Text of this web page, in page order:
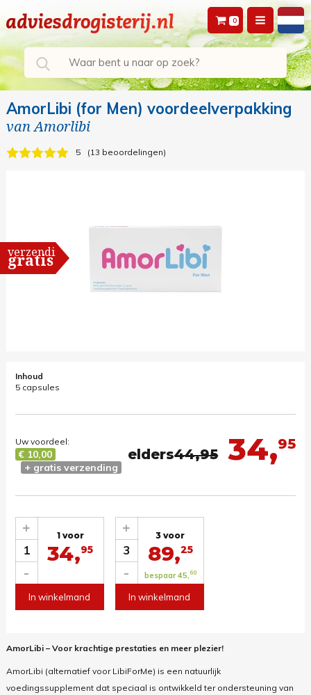
0
AmorLibi (for Men) voordeelverpakking
vanAmorlibi
5 13 beoordelingen
verzending
gratis
Inhoud
5 capsules
34,95
elders44,95
Uw voordeel:
€ 10,00
+ gratis verzending
1
-
+ 1 voor
34,95
In winkelmand
3
-
+ 3 voor
89,25
bespaar 45, 60
In winkelmand
AmorLibi – Voor krachtige prestaties en meer plezier!
AmorLibi (alternatief voor LibiForMe) is een natuurlijk
voedingssupplement dat speciaal is ontwikkeld ter ondersteuning van